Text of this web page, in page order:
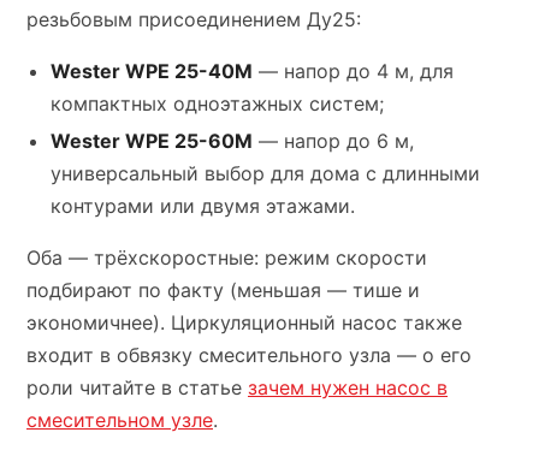
резьбовым присоединением Ду25:
Wester WPE 25-40M — напор до 4 м, для
компактных одноэтажных систем;
Wester WPE 25-60M — напор до 6 м,
универсальный выбор для дома с длинными
контурами или двумя этажами.
Оба — трёхскоростные: режим скорости
подбирают по факту (меньшая — тише и
экономичнее). Циркуляционный насос также
входит в обвязку смесительного узла — о его
роли читайте в статье зачем нужен насос в
смесительном узле.